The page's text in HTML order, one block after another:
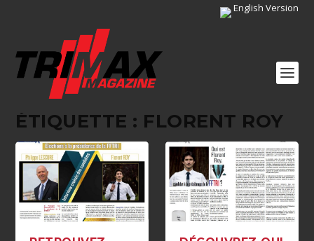
English Version
ÉTIQUETTE : FLORENT ROY